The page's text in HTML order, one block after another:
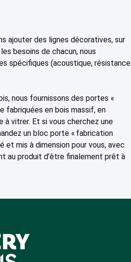
ajouter des lignes décoratives, sur
besoins de chacun, nous
spécifiques (acoustique, résistance
nous fournissons des portes «
fabriquées en bois massif, en
à vitrer. Et si vous cherchez une
un bloc porte « fabrication
et mis à dimension pour vous, avec
au produit d’être finalement prêt à